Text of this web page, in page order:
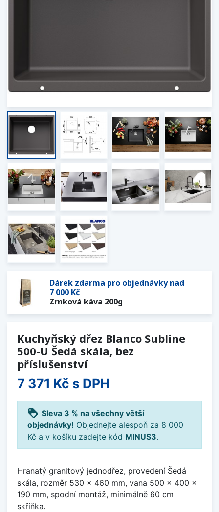
Dárek zdarma pro objednávky nad
7 000 Kč
Zrnková káva 200g
Kuchyňský dřez Blanco Subline
500-U Šedá skála, bez
příslušenství
7 371 Kč s DPH
loyalty Sleva 3 % na všechny větší
objednávky! Objednejte alespoň za 8 000
Kč a v košíku zadejte kód MINUS3.
Hranatý granitový jednodřez, provedení Šedá
skála, rozměr 530 x 460 mm, vana 500 x 400 x
190 mm, spodní montáž, minimálně 60 cm
skříňka.